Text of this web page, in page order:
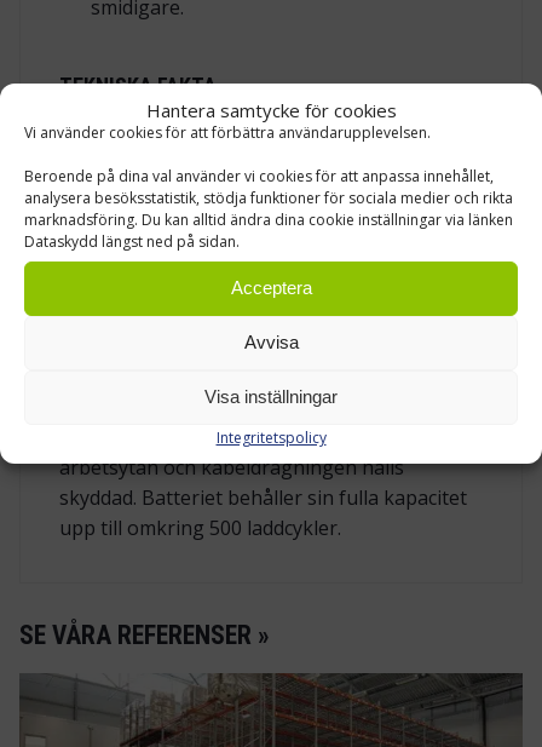
Hantera samtycke för cookies
Vi använder cookies för att förbättra användarupplevelsen.
Beroende på dina val använder vi cookies för att anpassa innehållet,
analysera besöksstatistik, stödja funktioner för sociala medier och rikta
marknadsföring. Du kan alltid ändra dina cookie inställningar via länken
Dataskydd längst ned på sidan.
Acceptera
Avvisa
Visa inställningar
Integritetspolicy
smidigare.
TEKNISKA FAKTA
Kapaciteten är dimensionerad för vardagens
verkliga behov. Ett fulladdat batteri klarar
ungefär 50 höjningar och sänkningar av
bordet innan laddning behövs igen, vid normal
användning. När batteriet ska laddas ansluter
du laddaren; en full cykel tar cirka 5 timmar.
Styrenheten för elbord är utrustad med en
USB‑port så att du kan ladda mobil eller annan
Batteridockan och styrenheten monteras
under bordsskivan – på så vis påverkas inte
arbetsytan och kabeldragningen hålls
skyddad. Batteriet behåller sin fulla kapacitet
upp till omkring 500 laddcykler.
SE VÅRA REFERENSER »